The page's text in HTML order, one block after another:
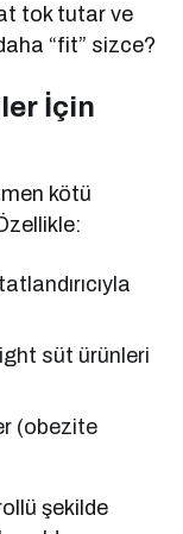
tok tutar ve
“fit” sizce?
İçin
kötü
süt ürünleri
(obezite
şekilde